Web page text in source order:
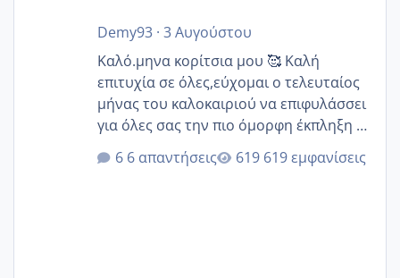
Demy93· 3 Αυγούστου
Καλό.μηνα κορίτσια μου 🥰 Καλή
επιτυχία σε όλες,εύχομαι ο τελευταίος
μήνας του καλοκαιριού να επιφυλάσσει
για όλες σας την πιο όμορφη έκπληξη 🧿
@Elk @Melikara86 @Παρασκευαιδου
@Zenia z @melitiniღ @Christi.D.
6 απαντήσεις 619 εμφανίσεις